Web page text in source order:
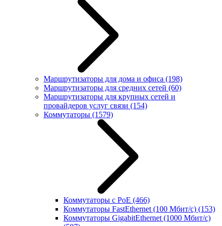
Маршрутизаторы для дома и офиса (198)
Маршрутизаторы для средних сетей (60)
Маршрутизаторы для крупных сетей и
провайдеров услуг связи (154)
Коммутаторы (1579)
Коммутаторы с PoE (466)
Коммутаторы FastEthernet (100 Мбит/с) (153)
Коммутаторы GigabitEthernet (1000 Мбит/с)